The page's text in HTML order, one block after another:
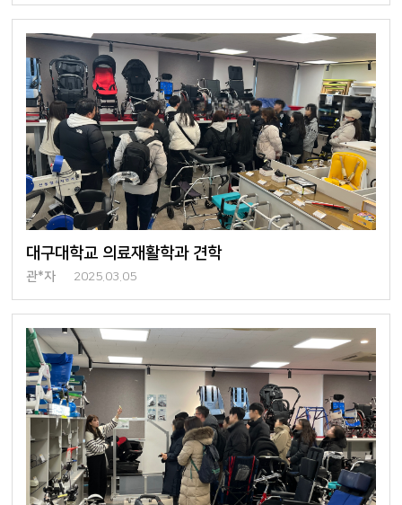
대구대학교 의료재활학과 견학
관*자 2025.03.05